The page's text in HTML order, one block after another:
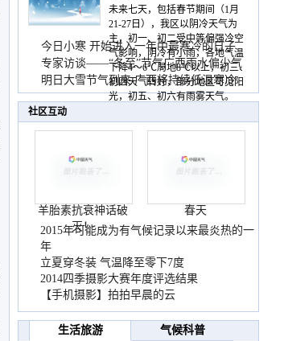
未来七天，包括春节期间（1月
21-27日），我区以阴冷天气为
主，初一、初二受中等偏强冷空
气影响，阴冷有小雨，各地气温
下降4～6℃局地8℃以上，初三、
初四天气转好，部分地区可见阳
光，初五、初六有雨雾天气。
今日小寒 开始进入一年中最寒冷的日子
专家访谈——“冬至”节气广西雨水偏少气
温低
明日大雪节气到来 广西将持续低温寒冷
天气
社区互动
羊胎素抗衰神话破
灭！
春天
2015年可能成为有气候记录以来最炎热的一
年
立夏穿冬装 气温降至零下7度
2014四季摄影大赛年度评选结果
【手机摄影】拍拍早晨的云
生活旅游 气候科普